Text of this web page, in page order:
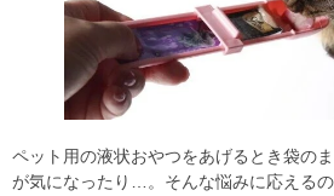
ペット用の液状おやつをあげるとき袋の
が気になったり…。そんな悩みに応える